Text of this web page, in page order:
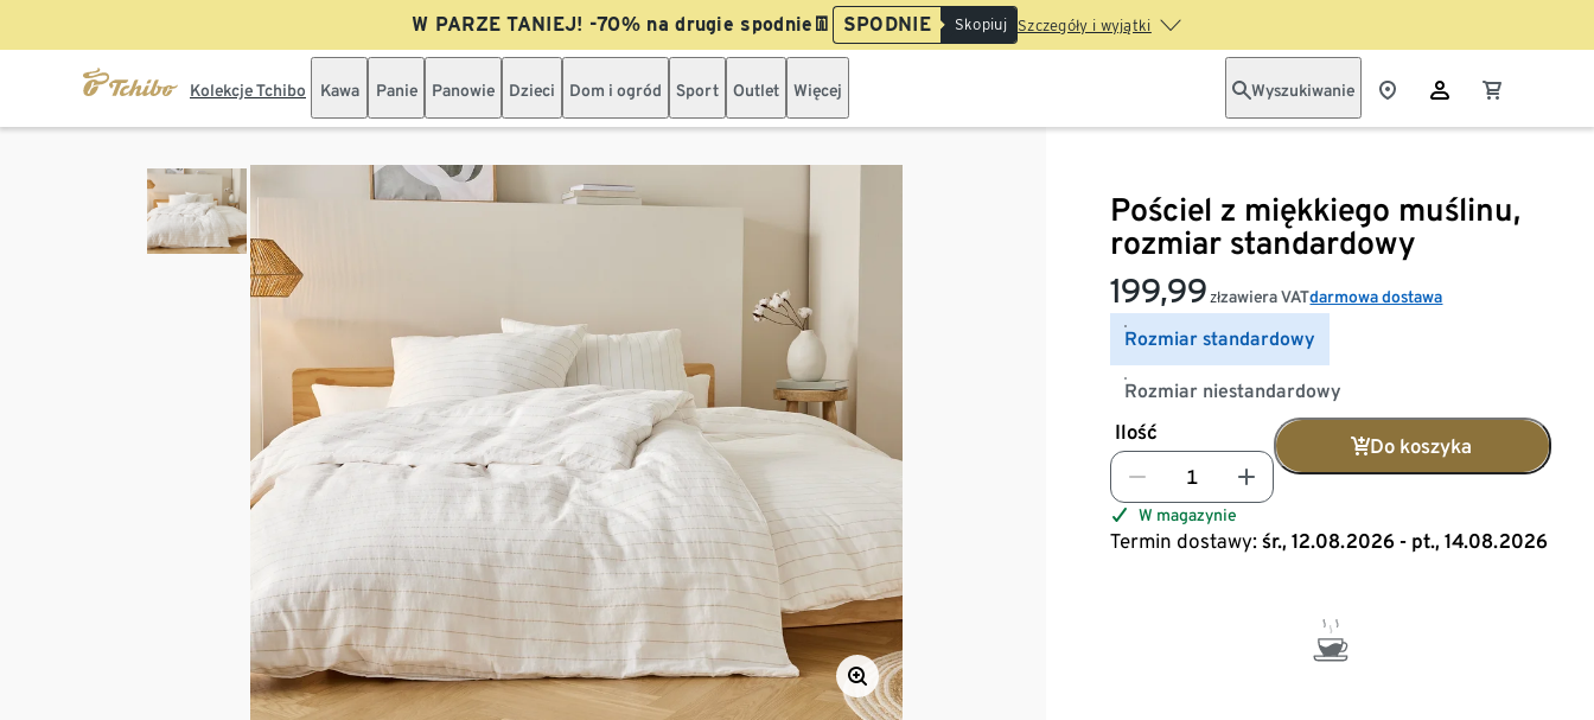
W PARZE TANIEJ! -70% na drugie spodnie👖 SPODNIE Skopiuj Szczegóły i wyjątki
Kolekcje Tchibo Kawa Panie Panowie Dzieci Dom i ogród Sport Outlet Więcej Wyszukiwanie
Pościel z miękkiego muślinu,
rozmiar standardowy
199,99 złzawiera VATdarmowa dostawa
Rozmiar standardowy
Rozmiar niestandardowy
Ilość
Do koszyka
W magazynie
Termin dostawy: śr., 12.08.2026 - pt., 14.08.2026